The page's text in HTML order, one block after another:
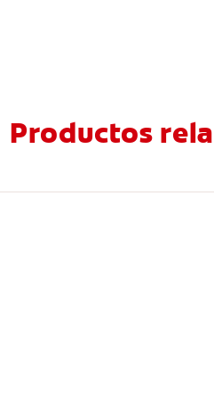
Productos